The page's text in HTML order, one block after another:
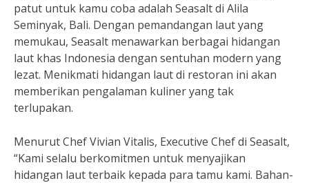
patut untuk kamu coba adalah Seasalt di Alila
Seminyak, Bali. Dengan pemandangan laut yang
memukau, Seasalt menawarkan berbagai hidangan
laut khas Indonesia dengan sentuhan modern yang
lezat. Menikmati hidangan laut di restoran ini akan
memberikan pengalaman kuliner yang tak
terlupakan.
Menurut Chef Vivian Vitalis, Executive Chef di Seasalt,
“Kami selalu berkomitmen untuk menyajikan
hidangan laut terbaik kepada para tamu kami. Bahan-